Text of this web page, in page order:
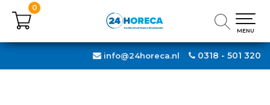
0318 - 501 320
info@24horeca.nl
0
MENU
0
MENU